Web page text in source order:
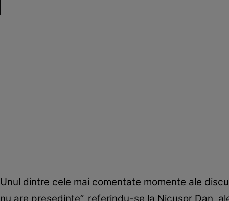
Unul dintre cele mai comentate momente ale
nu are președinte”, referindu-se la Nicușor Dan,